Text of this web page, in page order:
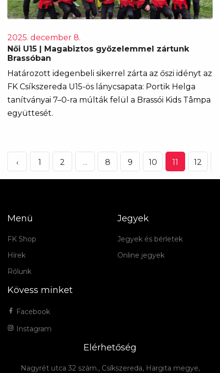
2025. december 8.
Női U15 | Magabiztos győzelemmel zártunk
Brassóban
Határozott idegenbeli sikerrel zárta az őszi idényt az
FK Csíkszereda U15-ös lánycsapata: Portik Helga
tanítványai 7–0-ra múlták felül a Brassói Kids Tâmpa
együttesét.
‹ 1 2 ... 8 9 10 11 12
Menü
FK Shop
Hírek
Rólunk
Jegyek
Jegyek és bérletek
Online jegyek
Kövess minket
Facebook
Instagram
Elérhetőség
Nagyrét utca 32 szám., Csíkszereda, Hargita megye,